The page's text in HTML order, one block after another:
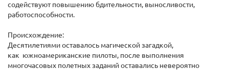
содействуют повышению бдительности, выносливости,
работоспособности.
Происхождение:
Десятилетиями оставалось магической загадкой,
как южноамериканские пилоты, после выполнения
многочасовых полетных заданий оставались невероятно